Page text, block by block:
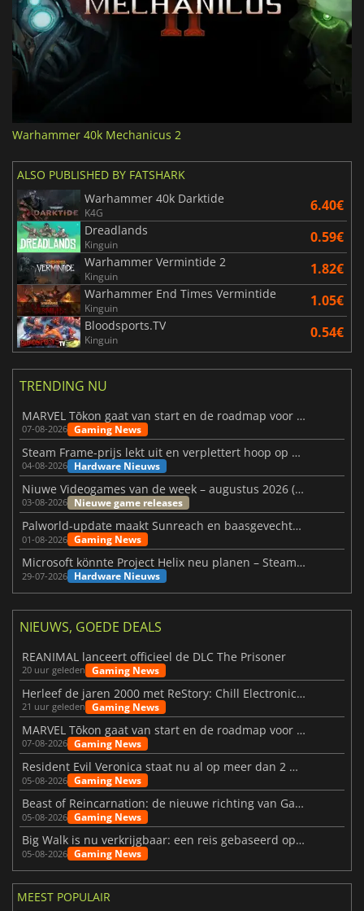
Warhammer 40k Mechanicus 2
ALSO PUBLISHED BY FATSHARK
Warhammer 40k Darktide
K4G 6.40€
Dreadlands
Kinguin 0.59€
Warhammer Vermintide 2
Kinguin 1.82€
Warhammer End Times Vermintide
Kinguin 1.05€
Bloodsports.TV
Kinguin 0.54€
TRENDING NU
MARVEL Tōkon gaat van start en de roadmap voor jaar 1 is bekendgemaakt
07-08-2026 Gaming News
Steam Frame-prijs lekt uit en verplettert hoop op betaalbare VR
04-08-2026 Hardware Nieuws
Niuwe Videogames van de week – augustus 2026 (week 32)
03-08-2026 Nieuwe game releases
Palworld-update maakt Sunreach en baasgevechten stabieler
01-08-2026 Gaming News
Microsoft könnte Project Helix neu planen – Steam-Support wackelt
29-07-2026 Hardware Nieuws
NIEUWS, GOEDE DEALS
REANIMAL lanceert officieel de DLC The Prisoner
20 uur geleden Gaming News
Herleef de jaren 2000 met ReStory: Chill Electronics Repairs
21 uur geleden Gaming News
MARVEL Tōkon gaat van start en de roadmap voor jaar 1 is bekendgemaakt
07-08-2026 Gaming News
Resident Evil Veronica staat nu al op meer dan 2 miljoen verlanglijstjes
05-08-2026 Gaming News
Beast of Reincarnation: de nieuwe richting van Game Freak
05-08-2026 Gaming News
Big Walk is nu verkrijgbaar: een reis gebaseerd op vriendschap
05-08-2026 Gaming News
MEEST POPULAIR